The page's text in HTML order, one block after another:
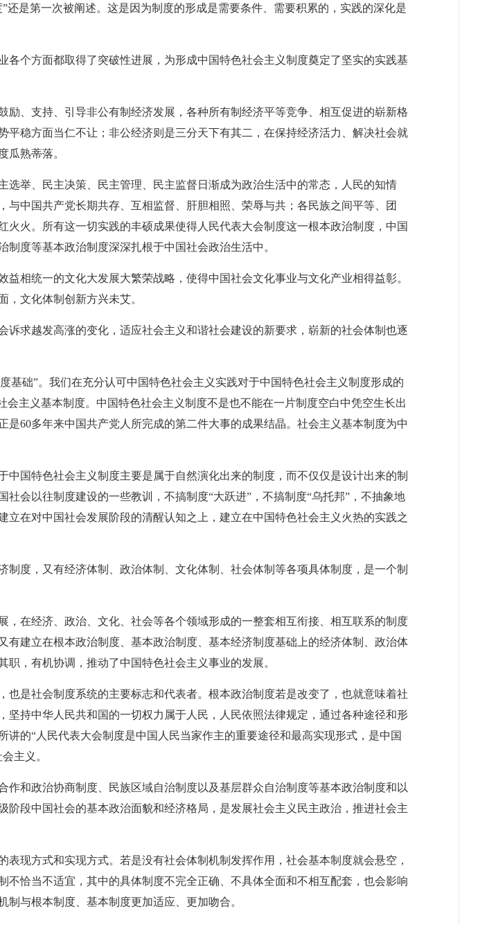
是第一次被阐述。这是因为制度的形成是需要条件、需要积累的，实践的深化是
个方面都取得了突破性进展，为形成中国特色社会主义制度奠定了坚实的实践基
支持、引导非公有制经济发展，各种所有制经济平等竞争、相互促进的崭新格
稳方面当仁不让；非公经济则是三分天下有其二，在保持经济活力、解决社会就
瓜熟蒂落。
、民主决策、民主管理、民主监督日渐成为政治生活中的常态，人民的知情
中国共产党长期共存、互相监督、肝胆相照、荣辱与共；各民族之间平等、团
火。所有这一切实践的丰硕成果使得人民代表大会制度这一根本政治制度，中国
度等基本政治制度深深扎根于中国社会政治生活中。
统一的文化大发展大繁荣战略，使得中国社会文化事业与文化产业相得益彰。
文化体制创新方兴未艾。
越发高涨的变化，适应社会主义和谐社会建设的新要求，崭新的社会体制也逐
础”。我们在充分认可中国特色社会主义实践对于中国特色社会主义制度形成的
主义基本制度。中国特色社会主义制度不是也不能在一片制度空白中凭空生长出
60多年来中国共产党人所完成的第二件大事的成果结晶。社会主义基本制度为中
特色社会主义制度主要是属于自然演化出来的制度，而不仅仅是设计出来的制
会以往制度建设的一些教训，不搞制度“大跃进”，不搞制度“乌托邦”，不抽象地
在对中国社会发展阶段的清醒认知之上，建立在中国特色社会主义火热的实践之
，又有经济体制、政治体制、文化体制、社会体制等各项具体制度，是一个制
在经济、政治、文化、社会等各个领域形成的一整套相互衔接、相互联系的制度
建立在根本政治制度、基本政治制度、基本经济制度基础上的经济体制、政治体
，有机协调，推动了中国特色社会主义事业的发展。
是社会制度系统的主要标志和代表者。根本政治制度若是改变了，也就意味着社
持中华人民共和国的一切权力属于人民，人民依照法律规定，通过各种途径和形
的“人民代表大会制度是中国人民当家作主的重要途径和最高实现形式，是中国
主义。
和政治协商制度、民族区域自治制度以及基层群众自治制度等基本政治制度和以
段中国社会的基本政治面貌和经济格局，是发展社会主义民主政治，推进社会主
方式和实现方式。若是没有社会体制机制发挥作用，社会基本制度就会悬空，
恰当不适宜，其中的具体制度不完全正确、不具体全面和不相互配套，也会影响
与根本制度、基本制度更加适应、更加吻合。